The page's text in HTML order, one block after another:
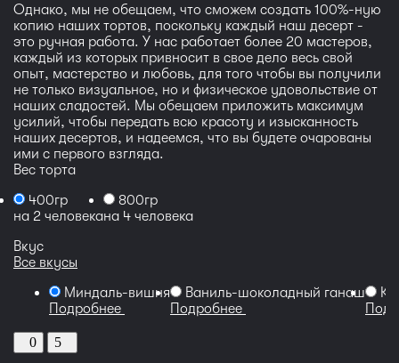
Однако, мы не обещаем, что сможем создать 100%-ную
копию наших тортов, поскольку каждый наш десерт -
это ручная работа. У нас работает более 20 мастеров,
каждый из которых привносит в свое дело весь свой
опыт, мастерство и любовь, для того чтобы вы получили
не только визуальное, но и физическое удовольствие от
наших сладостей. Мы обещаем приложить максимум
усилий, чтобы передать всю красоту и изысканность
наших десертов, и надеемся, что вы будете очарованы
ими с первого взгляда.
Вес торта
400гр
на 2 человека
800гр
на 4 человека
Вкус
Все вкусы
Миндаль-вишня
Подробнее
Ваниль-шоколадный ганаш
Подробнее
0 5